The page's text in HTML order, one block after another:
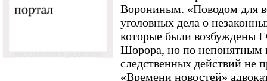
Ворониным. «Поводом для
уголовных дела о
которые были возбуждены
Шорора, но по непонятным
следственных действий не
«Времени новостей»